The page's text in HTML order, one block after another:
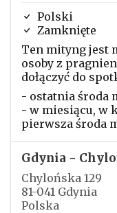
Polski
Zamknięte
Ten mityng jest
osoby z
dołączyć do
- ostatnia środa
- w miesiącu, w
pierwsza środa
Gdynia -
Chylońska 129
81-041 Gdynia
Polska